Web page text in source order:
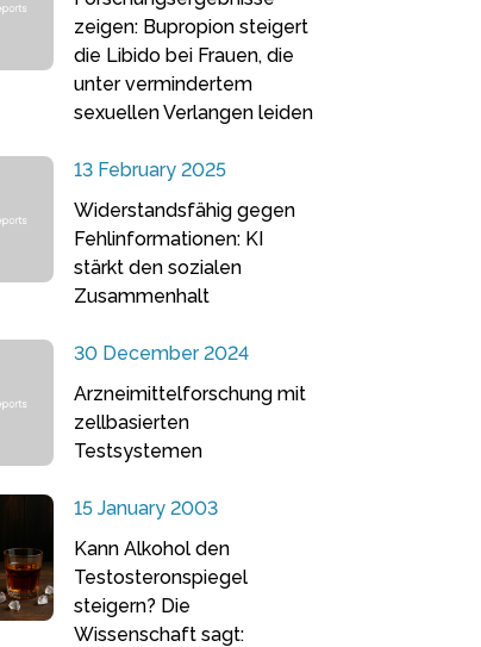
zeigen: Bupropion steigert
die Libido bei Frauen, die
unter vermindertem
sexuellen Verlangen leiden
13 February 2025
Widerstandsfähig gegen
Fehlinformationen: KI
stärkt den sozialen
Zusammenhalt
30 December 2024
Arzneimittelforschung mit
zellbasierten
Testsystemen
15 January 2003
Kann Alkohol den
Testosteronspiegel
steigern? Die
Wissenschaft sagt: